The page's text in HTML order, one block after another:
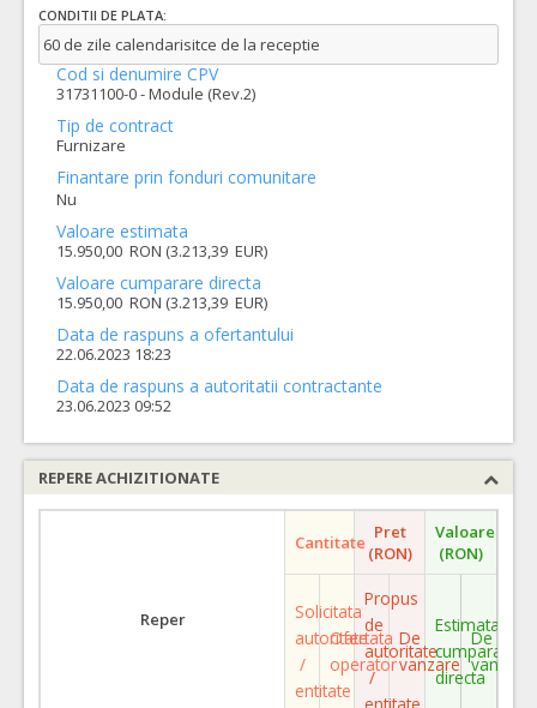
CONDITII DE PLATA:
60 de zile calendarisitce de la receptie
Cod si denumire CPV
31731100-0 - Module (Rev.2)
Tip de contract
Furnizare
Finantare prin fonduri comunitare
Nu
Valoare estimata
15.950,00 RON (3.213,39 EUR)
Valoare cumparare directa
15.950,00 RON (3.213,39 EUR)
Data de raspuns a ofertantului
22.06.2023 18:23
Data de raspuns a autoritatii contractante
23.06.2023 09:52
REPERE ACHIZITIONATE
Reper
Cantitate Pret
(RON)
Valoare
(RON)
Solicitata
autoritate
/
entitate
Ofertata
operator
Propus
de
autoritate
/
entitate
De
vanzare
Estimata
cumparare
directa
De
vanzare